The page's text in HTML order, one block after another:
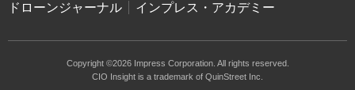
ドローンジャーナル
インプレス・アカデミー
Copyright ©2026 Impress Corporation. All rights reserved.
CIO Insight is a trademark of QuinStreet Inc.